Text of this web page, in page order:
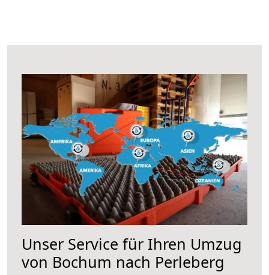
Unser Service für Ihren Umzug
von Bochum nach Perleberg